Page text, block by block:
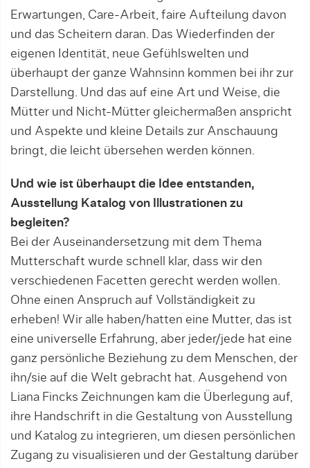
Erwartungen, Care-Arbeit, faire Aufteilung davon
und das Scheitern daran. Das Wiederfinden der
eigenen Identität, neue Gefühlswelten und
überhaupt der ganze Wahnsinn kommen bei ihr zur
Darstellung. Und das auf eine Art und Weise, die
Mütter und Nicht-Mütter gleichermaßen anspricht
und Aspekte und kleine Details zur Anschauung
bringt, die leicht übersehen werden können.
Und wie ist überhaupt die Idee entstanden,
Ausstellung Katalog von Illustrationen zu
begleiten?
Bei der Auseinandersetzung mit dem Thema
Mutterschaft wurde schnell klar, dass wir den
verschiedenen Facetten gerecht werden wollen.
Ohne einen Anspruch auf Vollständigkeit zu
erheben! Wir alle haben/hatten eine Mutter, das ist
eine universelle Erfahrung, aber jeder/jede hat eine
ganz persönliche Beziehung zu dem Menschen, der
ihn/sie auf die Welt gebracht hat. Ausgehend von
Liana Fincks Zeichnungen kam die Überlegung auf,
ihre Handschrift in die Gestaltung von Ausstellung
und Katalog zu integrieren, um diesen persönlichen
Zugang zu visualisieren und der Gestaltung darüber